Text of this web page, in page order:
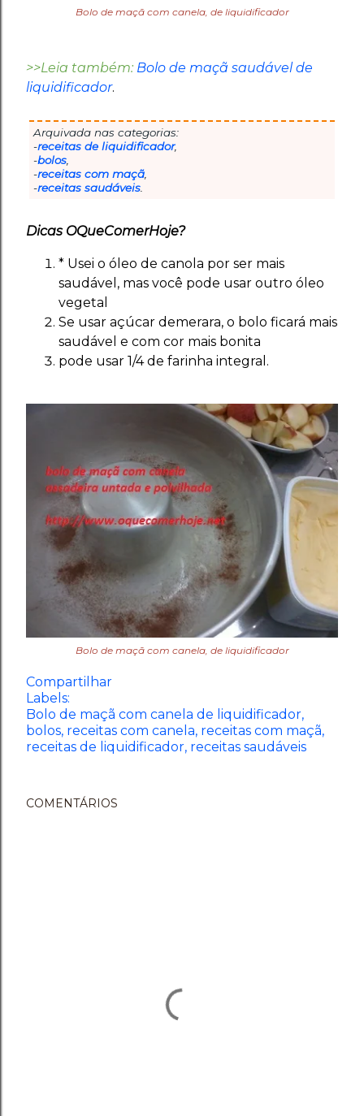
Bolo de maçã com canela, de liquidificador
>>Leia também: Bolo de maçã saudável de
liquidificador.
Arquivada nas categorias:
-receitas de liquidificador,
-bolos
-receitas com maçã
-receitas saudáveis
Dicas OQueComerHoje?
* Usei o óleo de canola por ser mais
saudável, mas você pode usar outro óleo
vegetal
Se usar açúcar demerara, o bolo ficará mais
saudável e com cor mais bonita
pode usar 1/4 de farinha integral.
Bolo de maçã com canela, de liquidificador
Compartilhar
Labels:
Bolo de maçã com canela de liquidificador
bolos receitas com canela receitas com maçã
receitas de liquidificador receitas saudáveis
COMENTÁRIOS